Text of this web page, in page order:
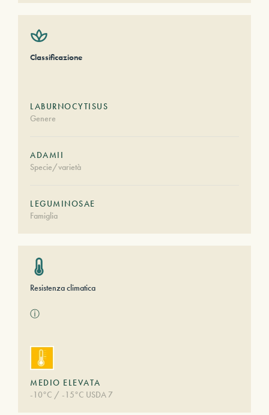
Classificazione
LABURNOCYTISUS
Genere
ADAMII
Specie/varietà
LEGUMINOSAE
Famiglia
Resistenza climatica
ⓘ
MEDIO ELEVATA
-10°C / -15°C USDA 7